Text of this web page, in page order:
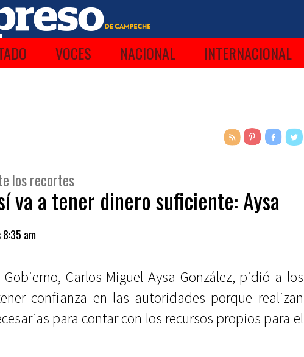
VOCES NACIONAL INTERNACIONAL
los recortes
va a tener dinero suficiente: Aysa
am
Carlos Miguel Aysa González, pidió a los
confianza en las autoridades porque realizan
para contar con los recursos propios para el